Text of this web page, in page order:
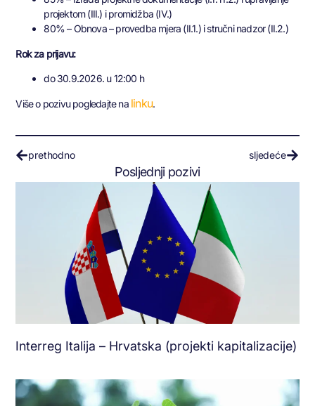
projektom (III.) i promidžba (IV.)
80% – Obnova – provedba mjera (II.1.) i stručni nadzor (II.2.)
Rok za prijavu:
do 30.9.2026. u 12:00 h
Više o pozivu pogledajte na linku.
prethodno sljedeće
Posljednji pozivi
Interreg Italija – Hrvatska (projekti kapitalizacije)